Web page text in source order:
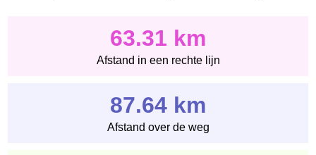
63.31 km
Afstand in een rechte lijn
87.64 km
Afstand over de weg